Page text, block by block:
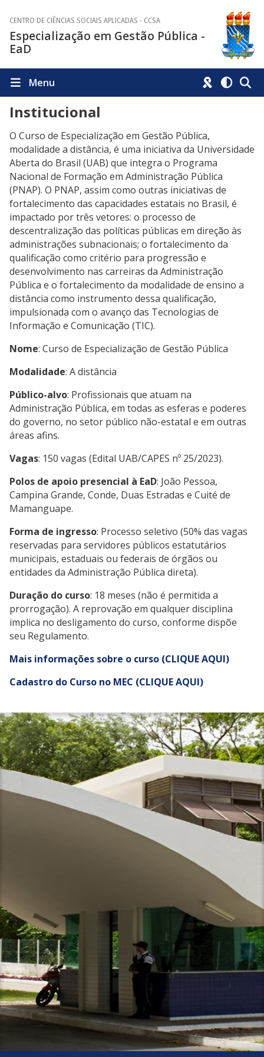
CENTRO DE CIÊNCIAS SOCIAIS APLICADAS - CCSA
Especialização em Gestão Pública -
EaD
Menu
Institucional
O Curso de Especialização em Gestão Pública,
modalidade a distância, é uma iniciativa da Universidade
Aberta do Brasil (UAB) que integra o Programa
Nacional de Formação em Administração Pública
(PNAP). O PNAP, assim como outras iniciativas de
fortalecimento das capacidades estatais no Brasil, é
impactado por três vetores: o processo de
descentralização das políticas públicas em direção às
administrações subnacionais; o fortalecimento da
qualificação como critério para progressão e
desenvolvimento nas carreiras da Administração
Pública e o fortalecimento da modalidade de ensino a
distância como instrumento dessa qualificação,
impulsionada com o avanço das Tecnologias de
Informação e Comunicação (TIC).
Nome: Curso de Especialização de Gestão Pública
Modalidade: A distância
Público-alvo: Profissionais que atuam na
Administração Pública, em todas as esferas e poderes
do governo, no setor público não-estatal e em outras
áreas afins.
Vagas: 150 vagas (Edital UAB/CAPES nº 25/2023).
Polos de apoio presencial à EaD: João Pessoa,
Campina Grande, Conde, Duas Estradas e Cuité de
Mamanguape.
Forma de ingresso: Processo seletivo (50% das vagas
reservadas para servidores públicos estatutários
municipais, estaduais ou federais de órgãos ou
entidades da Administração Pública direta).
Duração do curso: 18 meses (não é permitida a
prorrogação). A reprovação em qualquer disciplina
implica no desligamento do curso, conforme dispõe
seu Regulamento.
Mais informações sobre o curso (CLIQUE AQUI)
Cadastro do Curso no MEC (CLIQUE AQUI)